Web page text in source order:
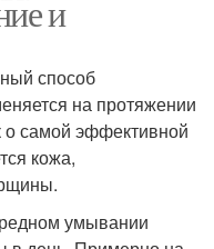
и
способ
на протяжении
о самой эффективной
кожа,
умывании